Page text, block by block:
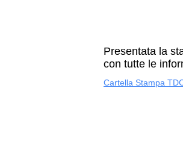
Presentata la
con tutte le
Cartella Stampa